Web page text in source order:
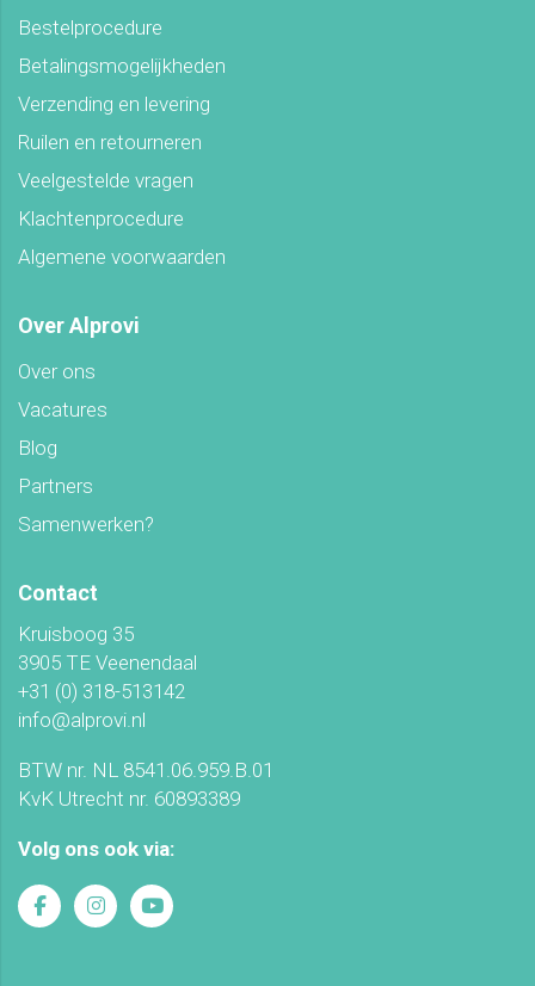
Bestelprocedure
Betalingsmogelijkheden
Verzending en levering
Ruilen en retourneren
Veelgestelde vragen
Klachtenprocedure
Algemene voorwaarden
Over Alprovi
Over ons
Vacatures
Blog
Partners
Samenwerken?
Contact
Kruisboog 35
3905 TE Veenendaal
+31 (0) 318-513142
info@alprovi.nl
BTW nr. NL 8541.06.959.B.01
KvK Utrecht nr. 60893389
Volg ons ook via: